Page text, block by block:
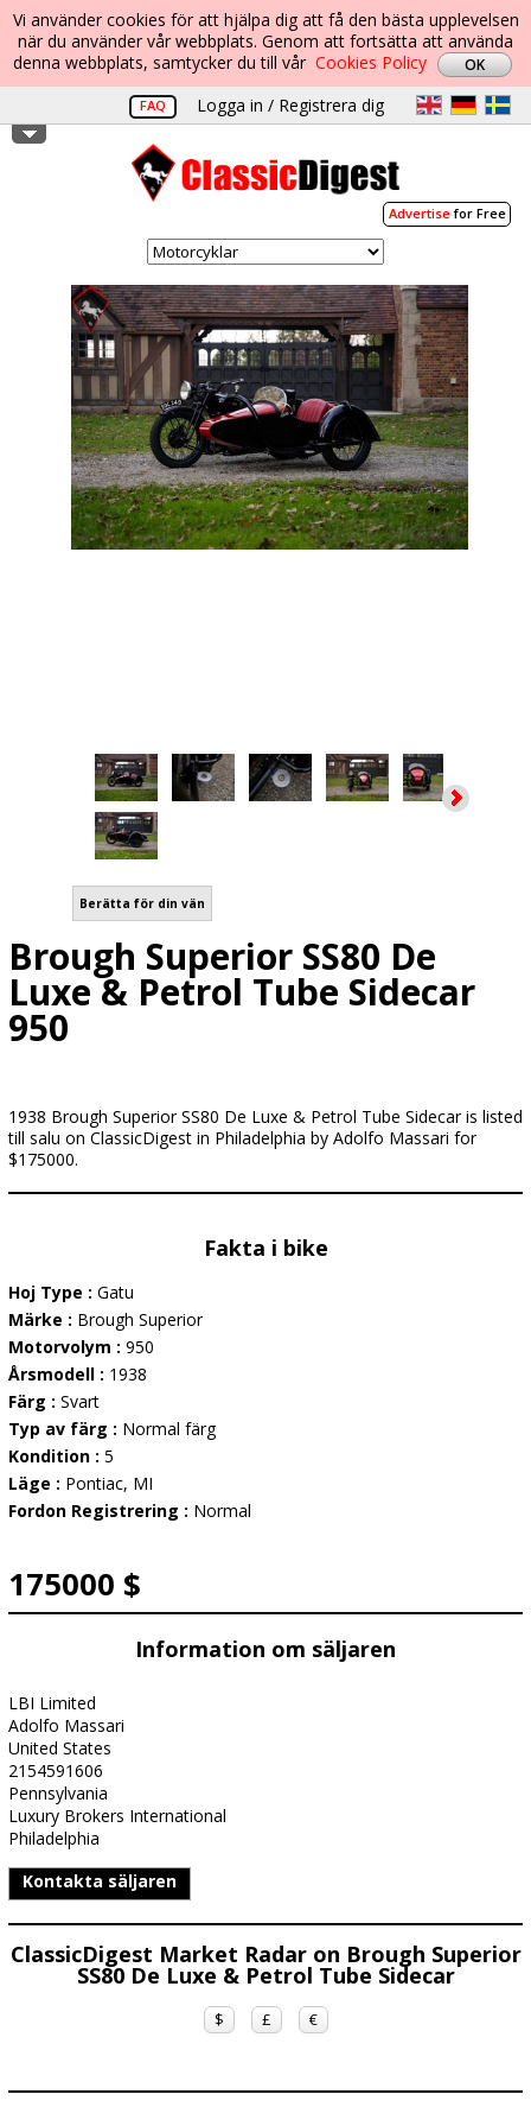
Vi använder cookies för att hjälpa dig att få den bästa upplevelsen
när du använder vår webbplats. Genom att fortsätta att använda
denna webbplats, samtycker du till vår Cookies Policy
FAQ Logga in / Registrera dig
Advertisefor Free
Berätta för din vän
Brough Superior SS80 De
Luxe & Petrol Tube Sidecar
950
1938 Brough Superior SS80 De Luxe & Petrol Tube Sidecar is listed
till salu on ClassicDigest in Philadelphia by Adolfo Massari for
$175000.
Fakta i bike
Hoj Type : Gatu
Märke : Brough Superior
Motorvolym : 950
Årsmodell : 1938
Färg : Svart
Typ av färg : Normal färg
Kondition : 5
Läge : Pontiac, MI
Fordon Registrering : Normal
175000 $
Information om säljaren
LBI Limited
Adolfo Massari
United States
2154591606
Pennsylvania
Luxury Brokers International
Philadelphia
Kontakta säljaren
ClassicDigest Market Radar on Brough Superior
SS80 De Luxe & Petrol Tube Sidecar
$ £ €